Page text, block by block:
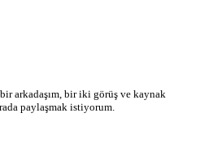
arkadaşım, bir iki görüş ve kaynak
paylaşmak istiyorum.